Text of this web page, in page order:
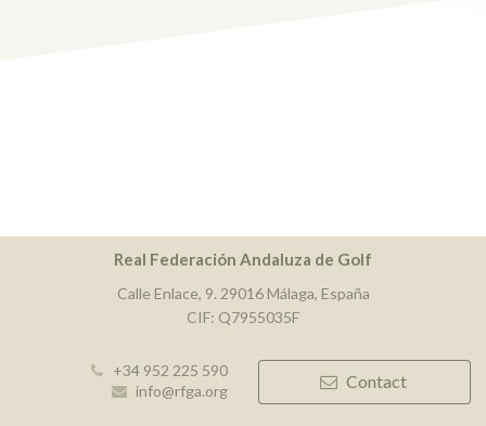
Real Federación Andaluza de Golf
Calle Enlace, 9. 29016 Málaga, España
CIF: Q7955035F
+34 952 225 590
info@rfga.org
Contact